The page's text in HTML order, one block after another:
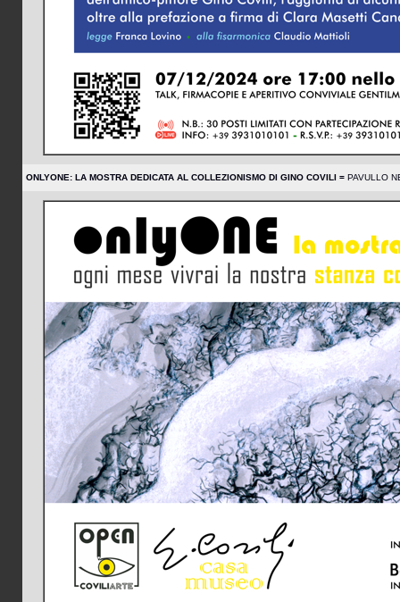
ONLYONE: LA MOSTRA DEDICATA AL COLLEZIONISMO DI GINO COVILI = PAVULLO